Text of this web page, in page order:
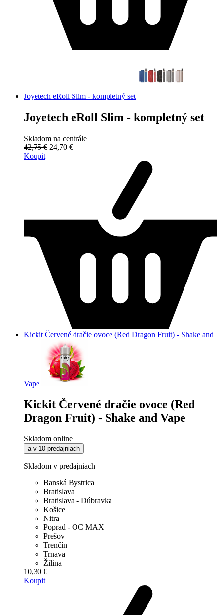
Joyetech eRoll Slim - kompletný set
Joyetech eRoll Slim - kompletný set
Skladom na centrále
42,75 € 24,70 €
Koupit
Kickit Červené dračie ovoce (Red Dragon Fruit) - Shake and
Vape
Kickit Červené dračie ovoce (Red
Dragon Fruit) - Shake and Vape
Skladom online
a v 10 predajniach
Skladom v predajniach
Banská Bystrica
Bratislava
Bratislava - Dúbravka
Košice
Nitra
Poprad - OC MAX
Prešov
Trenčín
Trnava
Žilina
10,30 €
Koupit